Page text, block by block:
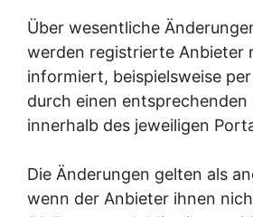
Über wesentliche
werden registrierte Anbieter
informiert, beispielsweise
durch einen entsprechenden
innerhalb des jeweiligen
Die Änderungen gelten als
wenn der Anbieter ihnen